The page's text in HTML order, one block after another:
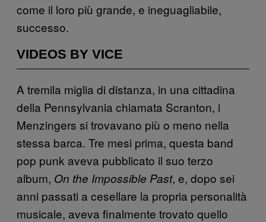
come il loro più grande, e ineguagliabile,
successo.
VIDEOS BY VICE
A tremila miglia di distanza, in una cittadina
della Pennsylvania chiamata Scranton, i
Menzingers si trovavano più o meno nella
stessa barca. Tre mesi prima, questa band
pop punk aveva pubblicato il suo terzo
album, On the Impossible Past, e, dopo sei
anni passati a cesellare la propria personalità
musicale, aveva finalmente trovato quello